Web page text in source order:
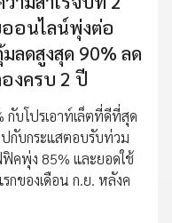
อนไลน์พุ่งต่อ
ลดสูงสุด 90% ลด
งครบ 2 ปี
กับโปรเอาท์เล็ตที่ดีที่สุด
ปกับกระแสตอบรับท่วม
คพุ่ง 85% และยอดใช้
กของเดือน ก.ย. หลังค